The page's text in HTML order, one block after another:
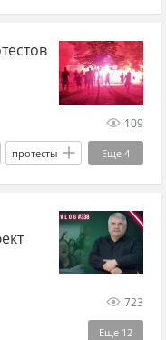
Трамп
СССР
109
Еще 4
протесты
723
Еще 12